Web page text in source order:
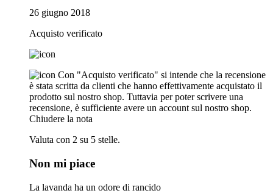
26 giugno 2018
Acquisto verificato
Con "Acquisto verificato" si intende che la recensione
è stata scritta da clienti che hanno effettivamente acquistato il
prodotto sul nostro shop. Tuttavia per poter scrivere una
recensione, è sufficiente avere un account sul nostro shop.
Chiudere la nota
Valuta con 2 su 5 stelle.
Non mi piace
La lavanda ha un odore di rancido